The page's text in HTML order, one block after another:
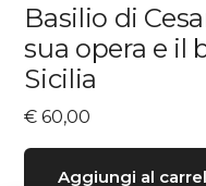
Basilio di
sua opera e il
Sicilia
€ 60,00
Aggiungi al